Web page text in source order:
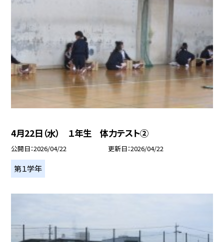
4月22日（水） １年生 体力テスト②
公開日 2026/04/22 更新日 2026/04/22
第１学年